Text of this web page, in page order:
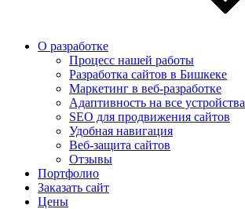
О разработке
Процесс нашей работы
Разработка сайтов в Бишкеке
Маркетинг в веб-разработке
Адаптивность на все устройства
SEO для продвижения сайтов
Удобная навигация
Веб-защита сайтов
Отзывы
Портфолио
Заказать сайт
Цены